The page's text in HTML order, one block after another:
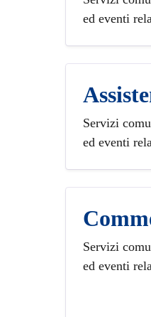
ed eventi
Servizi
ed eventi
Servizi
ed eventi